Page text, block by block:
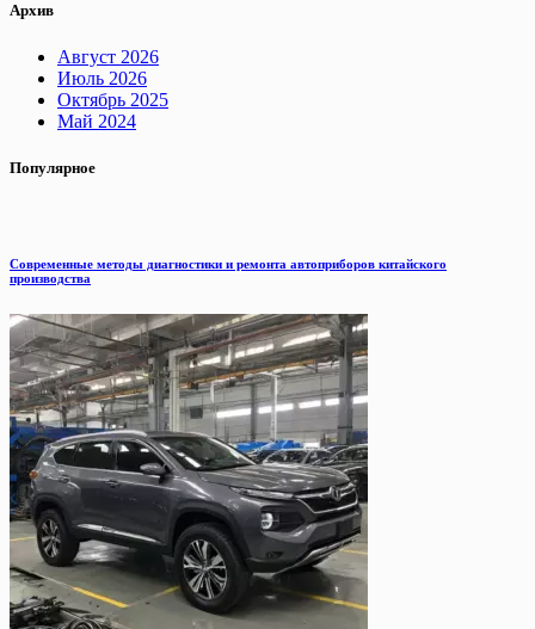
Архив
Август 2026
Июль 2026
Октябрь 2025
Май 2024
Популярное
Современные методы диагностики и ремонта автоприборов китайского
производства